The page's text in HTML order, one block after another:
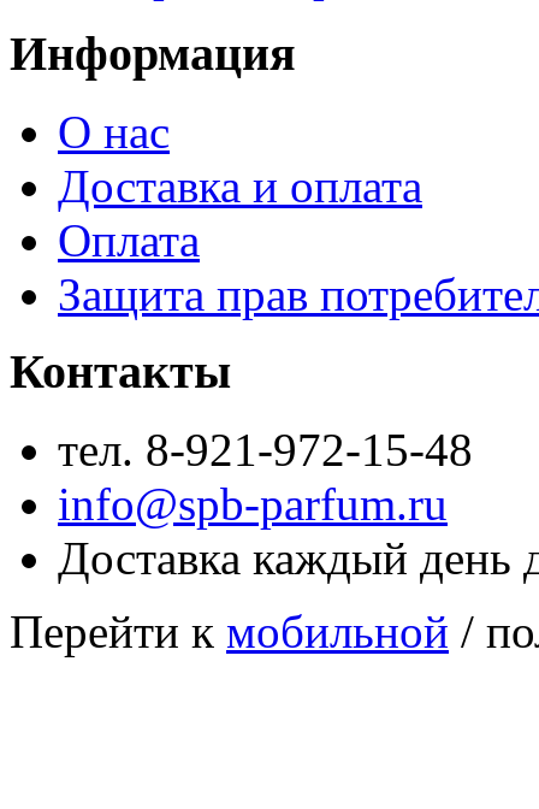
Информация
О нас
Доставка и оплата
Оплата
Защита прав
Контакты
тел. 8-921-972-15-48
info@spb-parfum.ru
Доставка каждый день
Перейти к мобильной /